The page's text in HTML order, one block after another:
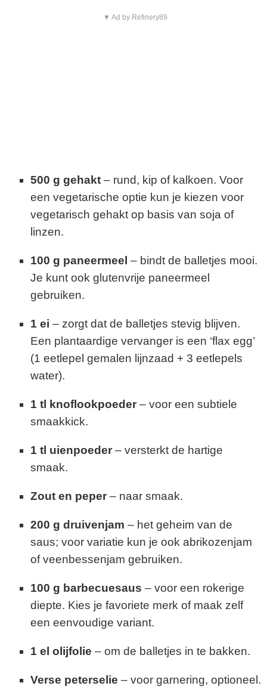
▼ Ad by Refinery89
500 g gehakt– rund, kip of kalkoen. Voor
een vegetarische optie kun je kiezen voor
vegetarisch gehakt op basis van soja of
linzen.
100 g paneermeel – bindt de balletjes mooi.
Je kunt ook glutenvrije paneermeel
gebruiken.
1 ei – zorgt dat de balletjes stevig blijven.
Een plantaardige vervanger is een ‘flax egg’
(1 eetlepel gemalen lijnzaad + 3 eetlepels
water).
1 tl knoflookpoeder– voor een subtiele
smaakkick.
1 tl uienpoeder– versterkt de hartige
smaak.
Zout en peper– naar smaak.
200 g druivenjam – het geheim van de
saus; voor variatie kun je ook abrikozenjam
of veenbessenjam gebruiken.
100 g barbecuesaus – voor een rokerige
diepte. Kies je favoriete merk of maak zelf
een eenvoudige variant.
1 el olijfolie – om de balletjes in te bakken.
Verse peterselie – voor garnering, optioneel.